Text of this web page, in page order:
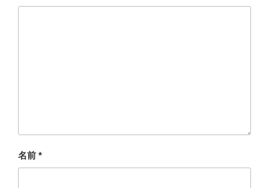
名前 *